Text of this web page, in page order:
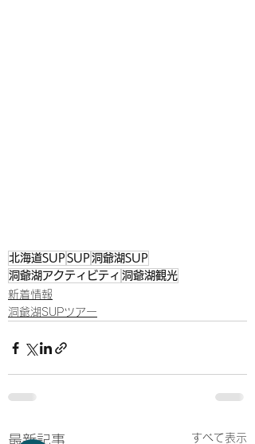
北海道SUPSUP洞爺湖SUP
洞爺湖アクティビティ 洞爺湖観光
新着情報
洞爺湖SUPツアー
最新記事 すべて表示